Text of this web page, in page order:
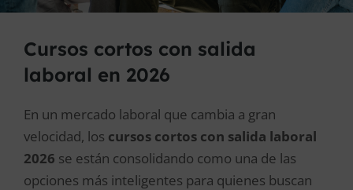
Cursos cortos con salida
laboral en 2026
En un mercado laboral que cambia a gran
velocidad, los cursos cortos con salida laboral
2026 se están consolidando como una de las
opciones más inteligentes para quienes buscan